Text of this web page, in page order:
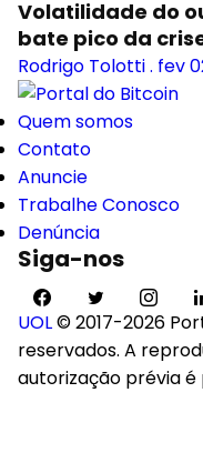
Volatilidade do
bate pico da
Rodrigo Tolotti. fev
Quem somos
Contato
Anuncie
Trabalhe Conosco
Denúncia
Siga-nos
UOL© 2017-2026
reservados. A
autorização prévia é